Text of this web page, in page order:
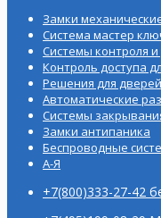
Замки
Система мастер
Системы контроля
Контроль доступа
Решения для
Автоматические
Системы
Замки антипаника
Беспроводные
А-Я
+7(800)333-27-42